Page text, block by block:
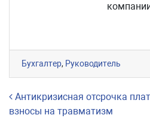
Бухгалтер, Руководитель
Навигация по
Антикризисная отсрочка
взносы на травматизм